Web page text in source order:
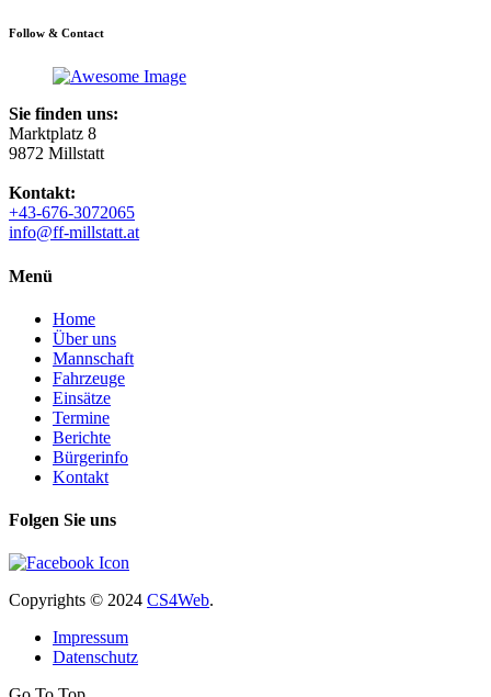
Follow & Contact
Sie finden uns:
Marktplatz 8
9872 Millstatt
Kontakt:
+43-676-3072065
info@ff-millstatt.at
Menü
Home
Über uns
Mannschaft
Fahrzeuge
Einsätze
Termine
Berichte
Bürgerinfo
Kontakt
Folgen Sie uns
Copyrights © 2024 CS4Web.
Impressum
Datenschutz